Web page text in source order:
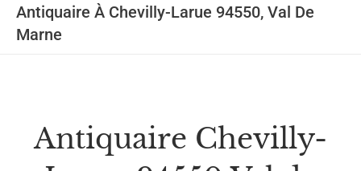
Antiquaire À Chevilly-Larue 94550, Val De
Marne
Antiquaire Chevilly-